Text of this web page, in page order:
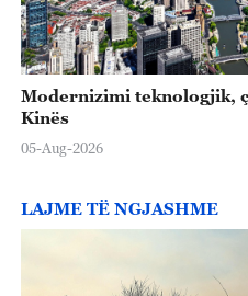
Modernizimi teknologjik,
Kinës
05-Aug-2026
LAJME TË NGJASHME